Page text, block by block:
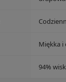
Miękka i
94%